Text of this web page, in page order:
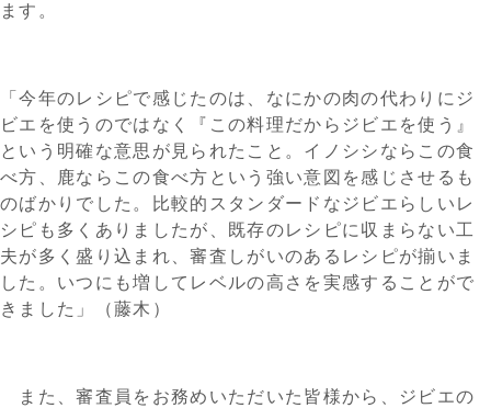
ます。
「今年のレシピで感じたのは、なにかの肉の代わりにジ
ビエを使うのではなく『この料理だからジビエを使う』
という明確な意思が見られたこと。イノシシならこの食
べ方、鹿ならこの食べ方という強い意図を感じさせるも
のばかりでした。比較的スタンダードなジビエらしいレ
シピも多くありましたが、既存のレシピに収まらない工
夫が多く盛り込まれ、審査しがいのあるレシピが揃いま
した。いつにも増してレベルの高さを実感することがで
きました」（藤木）
また、審査員をお務めいただいた皆様から、ジビエの